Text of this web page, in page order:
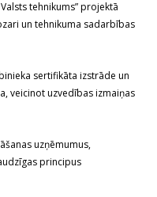
tehnikums” projektā
un tehnikuma sadarbības
sertifikāta izstrāde un
veicinot uzvedības izmaiņas
uzņēmumus,
principus